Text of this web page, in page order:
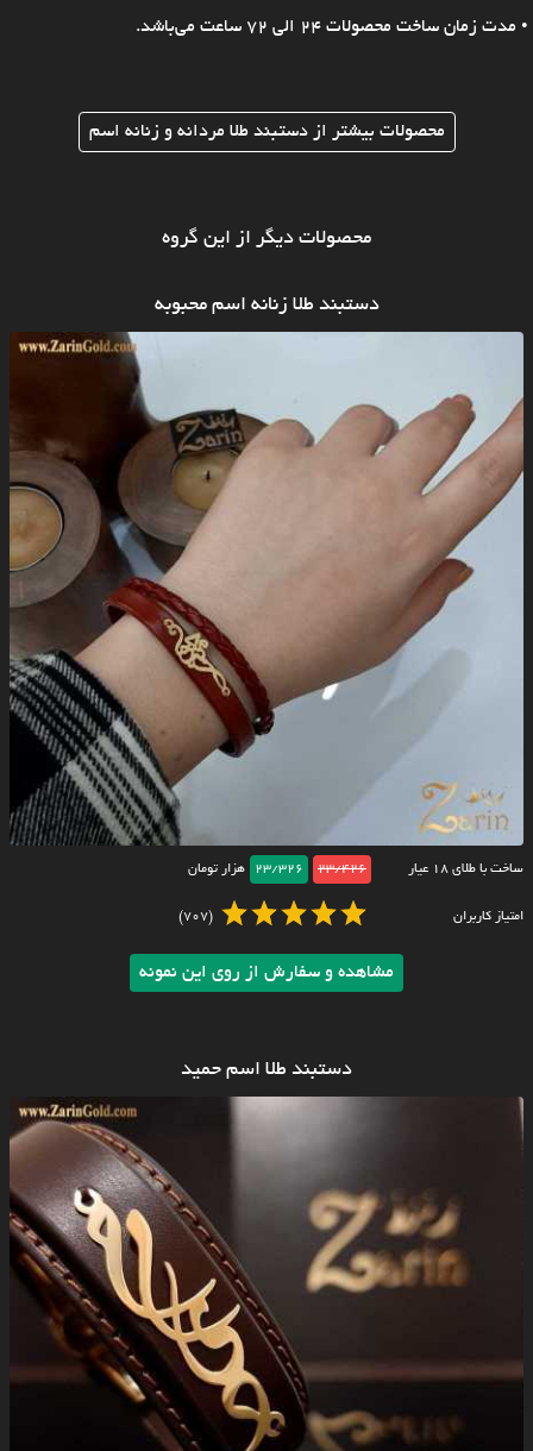
• مدت زمان ساخت محصولات 24 الی 72 ساعت می‌باشد.
محصولات بیشتر از دستبند طلا مردانه و زنانه اسم
محصولات دیگر از این گروه
دستبند طلا زنانه اسم محبوبه
ساخت با طلای ۱۸ عیار 23/426
23/326 هزار تومان
امتیاز کاربران (707)
مشاهده و سفارش از روی این نمونه
دستبند طلا اسم حمید